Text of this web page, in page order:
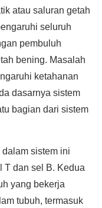
atau saluran getah
seluruh
pembuluh
bening. Masalah
ketahanan
dasarnya sistem
bagian dari sistem
sistem ini
T dan sel B. Kedua
yang bekerja
tubuh, termasuk